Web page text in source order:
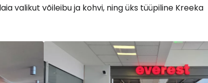
valikut võileibu ja kohvi, ning üks tüüpiline Kreeka